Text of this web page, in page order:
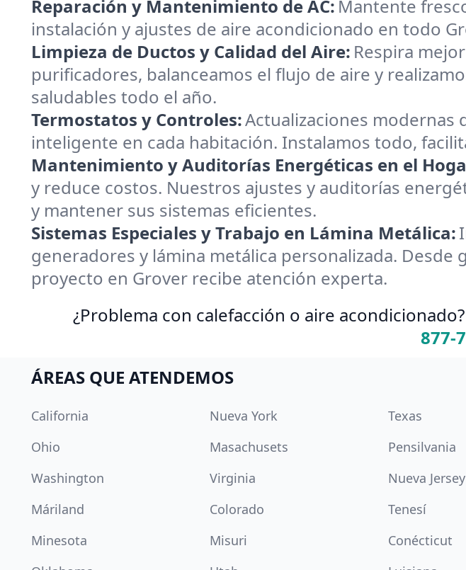
Reparación y Mantenimiento de AC: Mantente
instalación y ajustes de aire acondicionado en todo
Limpieza de Ductos y Calidad del Aire: Respira
purificadores, balanceamos el flujo de aire y
saludables todo el año.
Termostatos y Controles:Actualizaciones modernas
inteligente en cada habitación. Instalamos todo,
Mantenimiento y Auditorías Energéticas en el
y reduce costos. Nuestros ajustes y auditorías
y mantener sus sistemas eficientes.
Sistemas Especiales y Trabajo en Lámina Metálica:
generadores y lámina metálica personalizada.
proyecto en Grover recibe atención experta.
¿Problema con calefacción o aire
877-
ÁREAS QUE ATENDEMOS
California Nueva York Texas
Ohio
Masachusets Pensilvania
Washington
Virginia Nueva Jersey
Máriland
Colorado Tenesí
Minesota
Misuri Conécticut